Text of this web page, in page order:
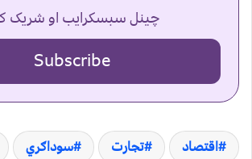
چینل سبسکرایب او شریک
Subscribe
اقتصاد تجارت سوداګري